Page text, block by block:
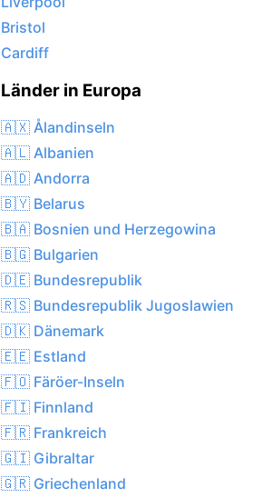
Bristol
Cardiff
Länder in Europa
🇦🇽 Ålandinseln
🇦🇱 Albanien
🇦🇩 Andorra
🇧🇾 Belarus
🇧🇦 Bosnien und Herzegowina
🇧🇬 Bulgarien
🇩🇪 Bundesrepublik
🇷🇸 Bundesrepublik Jugoslawien
🇩🇰 Dänemark
🇪🇪 Estland
🇫🇴 Färöer-Inseln
🇫🇮 Finnland
🇫🇷 Frankreich
🇬🇮 Gibraltar
🇬🇷 Griechenland